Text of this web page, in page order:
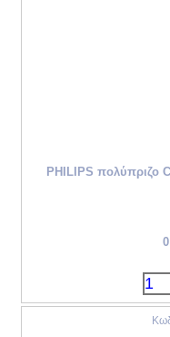
PHILIPS πολύπριζο